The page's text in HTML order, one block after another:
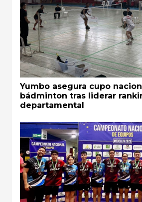
Yumbo asegura cupo
bádminton tras liderar
departamental